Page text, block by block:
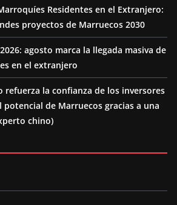
Residentes en el Extranjero:
proyectos de Marruecos 2030
agosto marca la llegada masiva de
en el extranjero
refuerza la confianza de los inversores
de Marruecos gracias a una
chino)